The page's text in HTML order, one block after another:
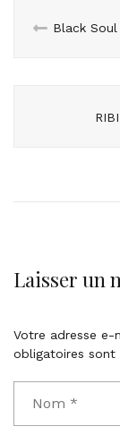
Laisser un
Votre adresse e-
obligatoires sont